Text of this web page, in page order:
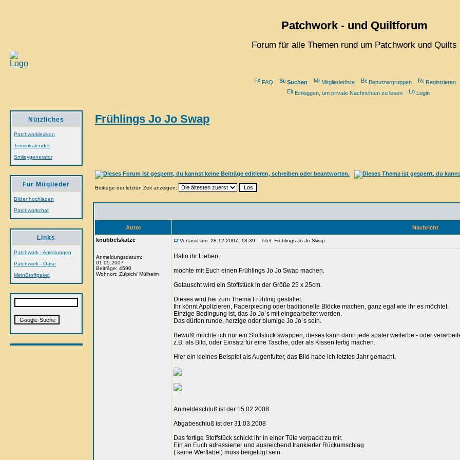
Patchwork - und Quiltforum
Forum für alle Themen rund um Patchwork und Quilts
FAQ Suchen Mitgliederliste Benutzergruppen
Registrieren
Einloggen, um private Nachrichten zu lesen
Login
Nützliches
Patchworklexikon
Terminkalender
Smileygenerator
Für Mitglieder
Bilder hochladen
Patchworkchat
Links
Patchwork - Anleitungen
Patchwork - Oase
MeinStoffpaket
Frühlings Jo Jo Swap
Beiträge der letzten Zeit anzeigen:
Autor
Nachricht
knubbelskatze
Anmeldungsdatum:
01.05.2007
Beiträge: 4590
Wohnort: Zülpich/ Mülheim
Verfasst am: 28.12.2007, 18:39 Titel: Frühlings Jo Jo Swap
Hallo ihr Lieben,
möchte mit Euch einen Frühlings Jo Jo Swap machen.
Getauscht wird ein Stoffstück in der Größe 25 x 25cm.
Dieses wird frei zum Thema Frühling gestaltet.
Ihr könnt Applizieren, Paperpiecing oder traditionelle Blöcke machen, ganz egal wie ihr es möchtet.
Einzige Bedingung ist, das Jo Jo´s mit eingearbeitet werden.
Das dürfen runde, herzige oder blumige Jo Jo´s sein.
Bewußt möchte ich nur ein Stoffstück swappen, dieses kann dann jede später weiterbe.- oder
z.B. als Bild, oder Einsatz für eine Tasche, oder als Kissen fertig machen.
Hier ein kleines Beispiel als Augenfutter, das Bild habe ich letztes Jahr gemacht.
Anmeldeschluß ist der 15.02.2008
Abgabeschluß ist der 31.03.2008
Das fertige Stoffstück schickt ihr in einer Tüte verpackt zu mir.
Ein an Euch adressierter und ausreichend frankierter Rückumschlag
( keine Wertlabel) muss beigefügt sein.